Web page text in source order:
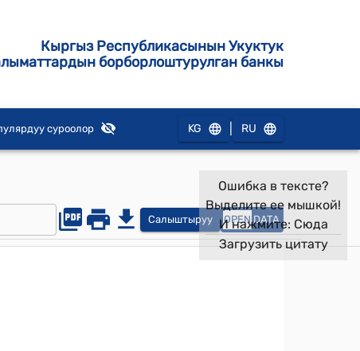
Кыргыз Республикасынын Укуктук
борборлоштурулган банкы
суроолор KG RU
Салыштыруу OPEN DATA
Ошибка в тексте?
Выделите ее мышкой!
И нажмите: Сюда
Загрузить цитату